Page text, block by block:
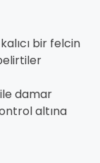
bir felcin
damar
altına